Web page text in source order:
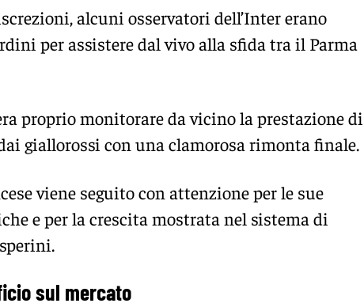
alcuni osservatori dell’Inter erano
per assistere dal vivo alla sfida tra il Parma
proprio monitorare da vicino la prestazione di
giallorossi con una clamorosa rimonta finale.
viene seguito con attenzione per le sue
e per la crescita mostrata nel sistema di
.
sul mercato